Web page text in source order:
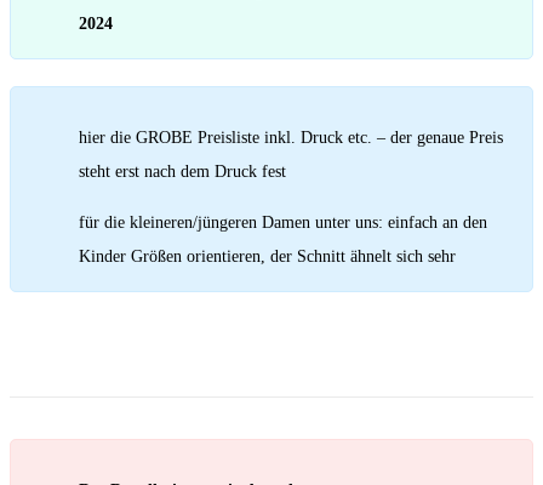
2024
hier die GROBE Preisliste inkl. Druck etc. – der genaue Preis
steht erst nach dem Druck fest
für die kleineren/jüngeren Damen unter uns: einfach an den
Kinder Größen orientieren, der Schnitt ähnelt sich sehr